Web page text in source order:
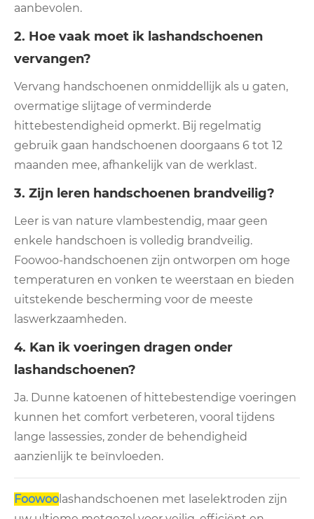
aanbevolen.
2. Hoe vaak moet ik lashandschoenen
vervangen?
Vervang handschoenen onmiddellijk als u gaten,
overmatige slijtage of verminderde
hittebestendigheid opmerkt. Bij regelmatig
gebruik gaan handschoenen doorgaans 6 tot 12
maanden mee, afhankelijk van de werklast.
3. Zijn leren handschoenen brandveilig?
Leer is van nature vlambestendig, maar geen
enkele handschoen is volledig brandveilig.
Foowoo-handschoenen zijn ontworpen om hoge
temperaturen en vonken te weerstaan ​​en bieden
uitstekende bescherming voor de meeste
laswerkzaamheden.
4. Kan ik voeringen dragen onder
lashandschoenen?
Ja. Dunne katoenen of hittebestendige voeringen
kunnen het comfort verbeteren, vooral tijdens
lange lassessies, zonder de behendigheid
aanzienlijk te beïnvloeden.
Foowoo lashandschoenen met laselektroden zijn